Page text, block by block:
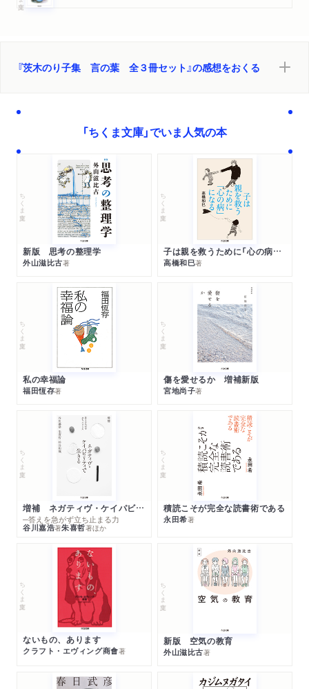
『茨木のり子集 言の葉 全３冊セット』の感想をおくる
「ちくま文庫」でいま人気の本
ちくま文庫
新版 思考の整理学
外山滋比古著
ちくま文庫
子は親を救うために「心の病」になる
高橋和巳著
ちくま文庫
私の幸福論
福田恆存著
ちくま文庫
傷を愛せるか 増補新版
宮地尚子著
ちくま文庫
増補 ネガティヴ・ケイパビリティで生きる
─答えを急がず立ち止まる力
谷川嘉浩著朱喜哲著ほか
ちくま文庫
積読こそが完全な読書術である
永田希著
ちくま文庫
ないもの、あります
クラフト・エヴィング商會著
ちくま文庫
新版 空気の教育
外山滋比古著